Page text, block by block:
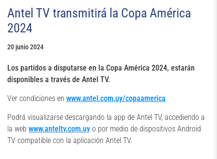
Antel TV transmitirá la Copa América
2024
20 junio 2024
Los partidos a disputarse en la Copa América 2024, estarán
disponibles a través de Antel TV.
Ver condiciones en www.antel.com.uy/copaamerica
Podrá visualizarse descargando la app de Antel TV, accediendo a
la web www.anteltv.com.uy o por medio de dispositivos Android
TV compatible con la aplicación Antel TV.